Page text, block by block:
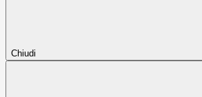
Chiudi